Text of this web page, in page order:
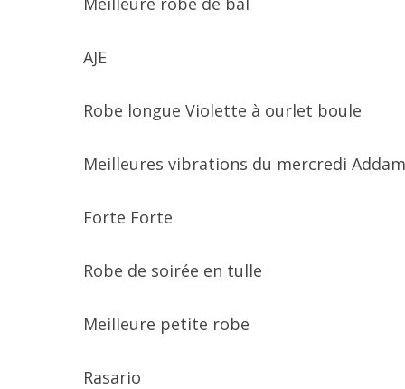
AJE
Robe longue Violette à ourlet boule
Meilleures vibrations du mercredi
Forte Forte
Robe de soirée en tulle
Meilleure petite robe
Rasario